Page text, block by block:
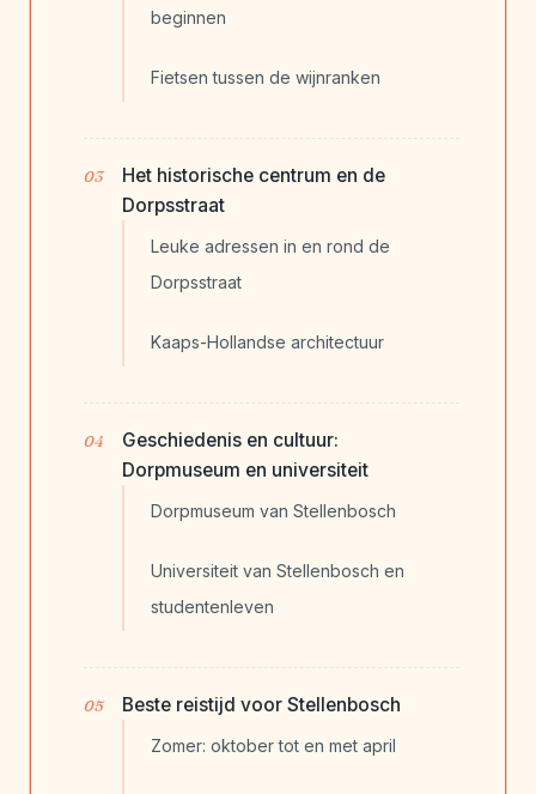
beginnen
Fietsen tussen de wijnranken
Het historische centrum en de
Dorpsstraat
Leuke adressen in en rond de
Dorpsstraat
Kaaps-Hollandse architectuur
Geschiedenis en cultuur:
Dorpmuseum en universiteit
Dorpmuseum van Stellenbosch
Universiteit van Stellenbosch en
studentenleven
Beste reistijd voor Stellenbosch
Zomer: oktober tot en met april